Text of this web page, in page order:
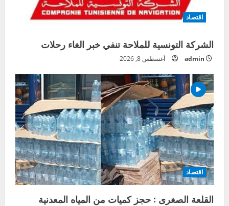
اقتصاد
الشركة التونسية للملاحة تنفي خبر الغاء رحلات
admin أغسطس 8, 2026
اقتصاد
القلعة الصغرى : حجز كميات من المياه المعدنية